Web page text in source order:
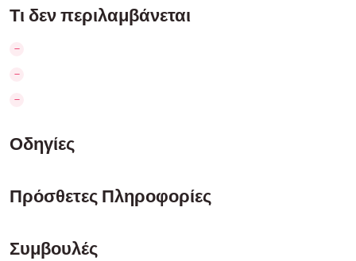
Τι δεν περιλαμβάνεται
Οδηγίες
Πρόσθετες Πληροφορίες
Συμβουλές